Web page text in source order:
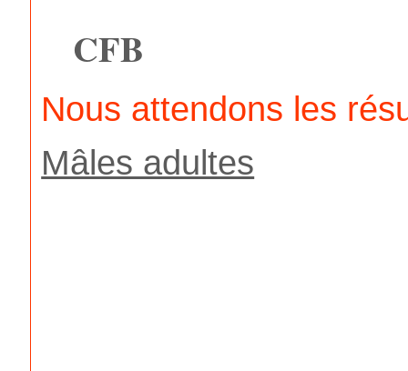
CFB
Nous attendons les
Mâles adultes